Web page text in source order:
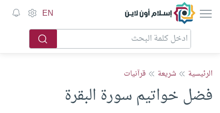
إسلام أون لاين EN
الرئيسية شريعة قرآنيات
فضل خواتيم سورة البقرة